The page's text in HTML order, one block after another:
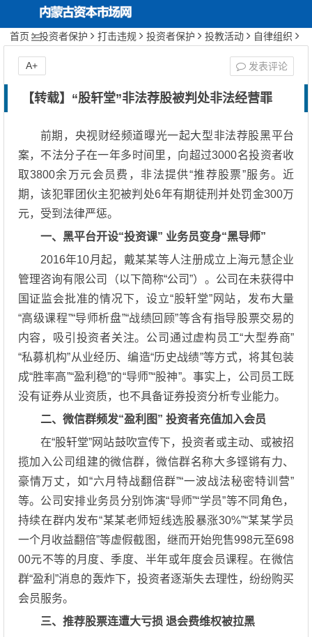
内蒙古资本市场网 关于协会
协会动态
投资者保护
行业文化建设
期货服务实体经济
首页 投资者保护 打击违规 投资者保护 投教活动
自律组织
【转载】“股轩堂”非法荐股被判处非法经营罪
前期，央视财经频道曝光一起大型非法荐股黑平台
案，不法分子在一年多时间里，向超过3000名投资者收
取3800余万元会员费，非法提供“推荐股票”服务。近
期，该犯罪团伙主犯被判处6年有期徒刑并处罚金300万
元，受到法律严惩。
一、 黑平台开设“投资课” 业务员变身“黑导师”
2016年10月起，戴某某等人注册成立上海元慧企业
管理咨询有限公司（以下简称“公司”）。公司在未获得中
国证监会批准的情况下，设立“股轩堂”网站，发布大量
“高级课程”“导师析盘”“战绩回顾”等含有指导股票交易的
内容，吸引投资者关注。公司通过虚构员工“大型券商”
“私募机构”从业经历、编造“历史战绩”等方式，将其包装
成“胜率高”“盈利稳”的“导师”“股神”。事实上，公司员工既
没有证券从业资质，也不具备证券投资分析专业能力。
二、微信群频发“盈利图” 投资者充值加入会员
在“股轩堂”网站鼓吹宣传下，投资者或主动、或被招
揽加入公司组建的微信群，微信群名称大多铿锵有力、
豪情万丈，如“六月特战翻倍群”“一波战法秘密特训营”
等。公司安排业务员分别饰演“导师”“学员”等不同角色，
持续在群内发布“某某老师短线选股暴涨30%”“某某学员
一个月收益翻倍”等虚假截图，继而开始兜售998元至698
00元不等的月度、季度、半年或年度会员课程。在微信
群“盈利”消息的轰炸下，投资者逐渐失去理性，纷纷购买
会员服务。
三、推荐股票连遭大亏损 退会费维权被拉黑
发表评论
A+